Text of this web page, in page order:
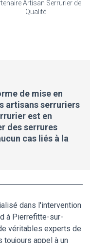
Artisan Serrurier de
Qualité
de mise en
artisans serruriers
est en
des serrures
cas liés à la
dans l'intervention
à Pierrefitte-sur-
véritables experts de
toujours appel à un